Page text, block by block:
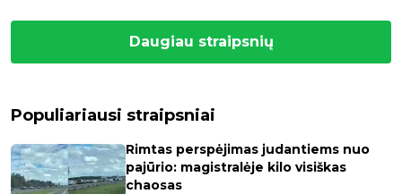
Daugiau straipsnių
Populiariausi straipsniai
Rimtas perspėjimas judantiems nuo
pajūrio: magistralėje kilo visiškas
chaosas